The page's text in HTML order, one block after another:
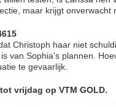
maar krijgt onverwacht
Christoph haar niet
van Sophia's plannen.
te gevaarlijk.
vrijdag op VTM GOLD.